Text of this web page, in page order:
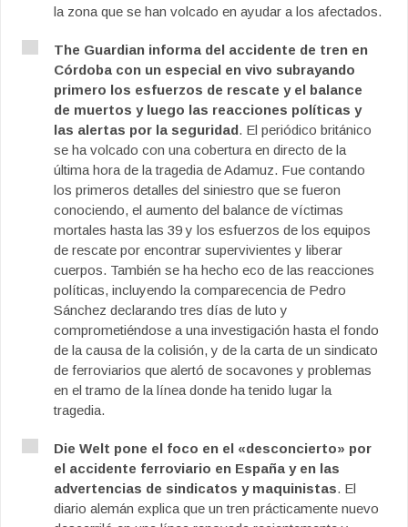
la zona que se han volcado en ayudar a los afectados.
The Guardian informa del accidente de tren en
Córdoba con un especial en vivo subrayando
primero los esfuerzos de rescate y el balance
de muertos y luego las reacciones políticas y
las alertas por la seguridad. El periódico británico
se ha volcado con una cobertura en directo de la
última hora de la tragedia de Adamuz. Fue contando
los primeros detalles del siniestro que se fueron
conociendo, el aumento del balance de víctimas
mortales hasta las 39 y los esfuerzos de los equipos
de rescate por encontrar supervivientes y liberar
cuerpos. También se ha hecho eco de las reacciones
políticas, incluyendo la comparecencia de Pedro
Sánchez declarando tres días de luto y
comprometiéndose a una investigación hasta el fondo
de la causa de la colisión, y de la carta de un sindicato
de ferroviarios que alertó de socavones y problemas
en el tramo de la línea donde ha tenido lugar la
tragedia.
Die Welt pone el foco en el «desconcierto» por
el accidente ferroviario en España y en las
advertencias de sindicatos y maquinistas. El
diario alemán explica que un tren prácticamente nuevo